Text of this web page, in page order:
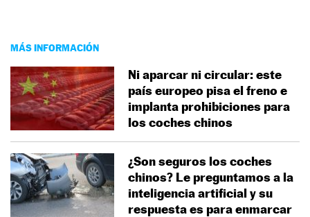
MÁS INFORMACIÓN
Ni aparcar ni circular: este
país europeo pisa el freno e
implanta prohibiciones para
los coches chinos
¿Son seguros los coches
chinos? Le preguntamos a la
inteligencia artificial y su
respuesta es para enmarcar